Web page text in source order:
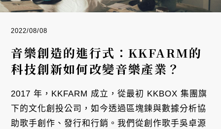
2022/08/08
音樂創造的進行式：KKFARM的
科技創新如何改變音樂產業？
2017 年，KKFARM 成立，從最初 KKBOX 集團旗
下的文化創投公司，如今透過區塊鍊與數據分析協
助歌手創作、發行和行銷。我們從創作歌手吳卓源